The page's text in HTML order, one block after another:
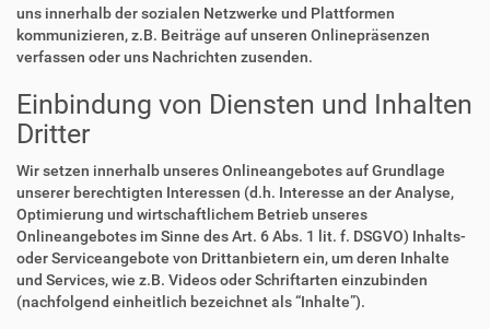
uns innerhalb der sozialen Netzwerke und Plattformen
kommunizieren, z.B. Beiträge auf unseren Onlinepräsenzen
verfassen oder uns Nachrichten zusenden.
Einbindung von Diensten und Inhalten
Dritter
Wir setzen innerhalb unseres Onlineangebotes auf Grundlage
unserer berechtigten Interessen (d.h. Interesse an der Analyse,
Optimierung und wirtschaftlichem Betrieb unseres
Onlineangebotes im Sinne des Art. 6 Abs. 1 lit. f. DSGVO) Inhalts-
oder Serviceangebote von Drittanbietern ein, um deren Inhalte
und Services, wie z.B. Videos oder Schriftarten einzubinden
(nachfolgend einheitlich bezeichnet als “Inhalte”).